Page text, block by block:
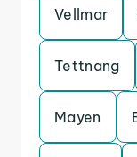
Vellmar
Tettnang
Mayen